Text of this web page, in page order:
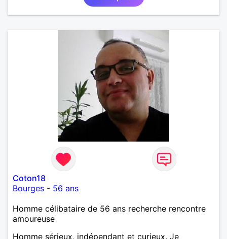
Coton18
Bourges - 56 ans
Homme célibataire de 56 ans recherche rencontre
amoureuse
Homme sérieux, indépendant et curieux. Je